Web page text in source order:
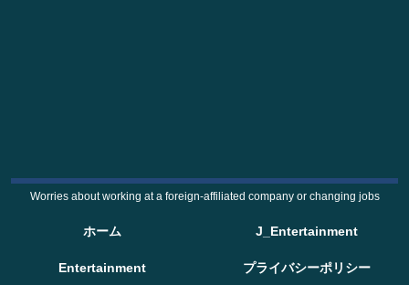
Worries about working at a foreign-affiliated company or changing jobs
ホーム J_Entertainment
Entertainment プライバシーポリシー